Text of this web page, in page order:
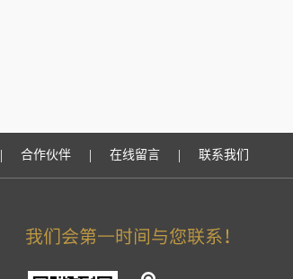
| 合作伙伴 | 在线留言 | 联系我们